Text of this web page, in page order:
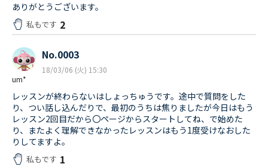
ありがとうございます。
私もです 2
um*
No.0003
18/03/06 (火) 15:30
レッスンが終わらないはしょっちゅうです。途中で質問をした
り、つい話し込んだりで、最初のうちは焦りましたが今日はもう
レッスン2回目だから〇ページからスタートしてね、で始めた
り、またよく理解できなかったレッスンはもう1度受けなおした
りしてますよ。
私もです 1